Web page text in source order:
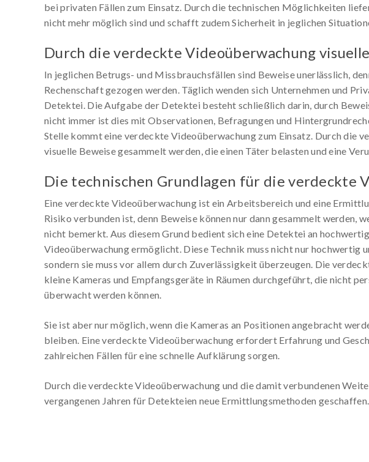
bei privaten Fällen zum Einsatz. Durch die technischen Möglichkeiten
nicht mehr möglich sind und schafft zudem Sicherheit in jeglichen
Durch die verdeckte Videoüberwachung
In jeglichen Betrugs- und Missbrauchsfällen sind Beweise unerlässlich,
Rechenschaft gezogen werden. Täglich wenden sich Unternehmen und
Detektei. Die Aufgabe der Detektei besteht schließlich darin, durch
nicht immer ist dies mit Observationen, Befragungen und
Stelle kommt eine verdeckte Videoüberwachung zum Einsatz. Durch die
visuelle Beweise gesammelt werden, die einen Täter belasten und eine
Die technischen Grundlagen für die verdeckte
Eine verdeckte Videoüberwachung ist ein Arbeitsbereich und eine
Risiko verbunden ist, denn Beweise können nur dann gesammelt werden,
nicht bemerkt. Aus diesem Grund bedient sich eine Detektei an
Videoüberwachung ermöglicht. Diese Technik muss nicht nur hochwertig
sondern sie muss vor allem durch Zuverlässigkeit überzeugen. Die
kleine Kameras und Empfangsgeräte in Räumen durchgeführt, die nicht
überwacht werden können.
Sie ist aber nur möglich, wenn die Kameras an Positionen angebracht
bleiben. Eine verdeckte Videoüberwachung erfordert Erfahrung und
zahlreichen Fällen für eine schnelle Aufklärung sorgen.
Durch die verdeckte Videoüberwachung und die damit verbundenen
vergangenen Jahren für Detekteien neue Ermittlungsmethoden geschaffen.